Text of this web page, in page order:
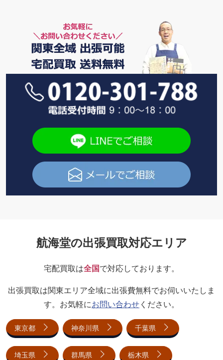
航海堂の出張買取対応エリア
宅配買取は全国で対応しております。
出張買取は関東エリア全域に出張費無料でお伺いいたしま
す。お気軽にお問い合わせください。
東京都 神奈川県 千葉県
埼玉県 群馬県 栃木県